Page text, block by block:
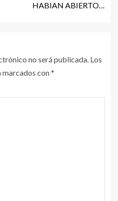
HABIAN ABIERTO…
no será publicada. Los
con*